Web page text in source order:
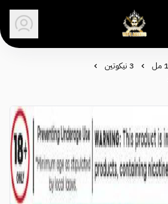
وكلاء الفيب - معتمد في
3 نيكوتين